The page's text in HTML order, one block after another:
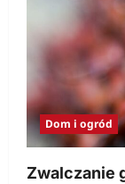
Dom i ogród
Zwalczanie